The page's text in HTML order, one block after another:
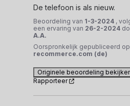
De telefoon is als nieuw.
Beoordeling van 1-3-2024 ,
een ervaring van 26-2-2024
A.A.
Oorspronkelijk gepubliceerd op
recommerce.com (de)
Originele beoordeling
Rapporteer